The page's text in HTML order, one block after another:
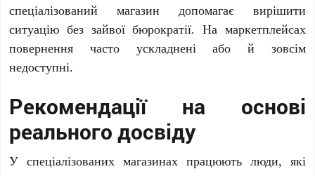
спеціалізований магазин допомагає вирішити
ситуацію без зайвої бюрократії. На маркетплейсах
повернення часто ускладнені або й зовсім
недоступні.
Рекомендації на основі
реального досвіду
У спеціалізованих магазинах працюють люди, які